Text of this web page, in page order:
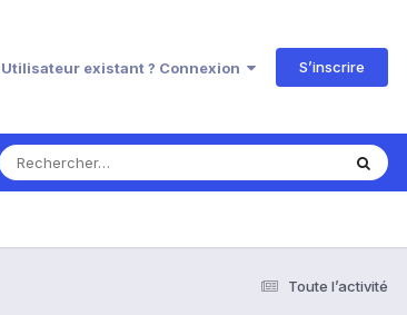
Utilisateur existant ? Connexion S’inscrire
Toute l’activité